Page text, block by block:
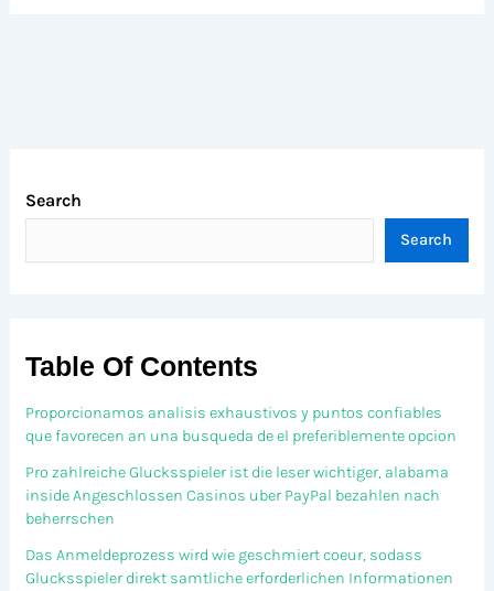
Search
Search
Table Of Contents
Proporcionamos analisis exhaustivos y puntos confiables
que favorecen an una busqueda de el preferiblemente opcion
Pro zahlreiche Glucksspieler ist die leser wichtiger, alabama
inside Angeschlossen Casinos uber PayPal bezahlen nach
beherrschen
Das Anmeldeprozess wird wie geschmiert coeur, sodass
Glucksspieler direkt samtliche erforderlichen Informationen